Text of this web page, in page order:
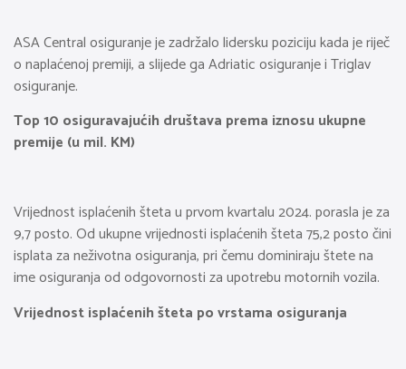
ASA Central osiguranje je zadržalo lidersku poziciju kada je riječ
o naplaćenoj premiji, a slijede ga Adriatic osiguranje i Triglav
osiguranje.
Top 10 osiguravajućih društava prema iznosu ukupne
premije (u mil. KM)
Vrijednost isplaćenih šteta u prvom kvartalu 2024. porasla je za
9,7 posto. Od ukupne vrijednosti isplaćenih šteta 75,2 posto čini
isplata za neživotna osiguranja, pri čemu dominiraju štete na
ime osiguranja od odgovornosti za upotrebu motornih vozila.
Vrijednost isplaćenih šteta po vrstama osiguranja